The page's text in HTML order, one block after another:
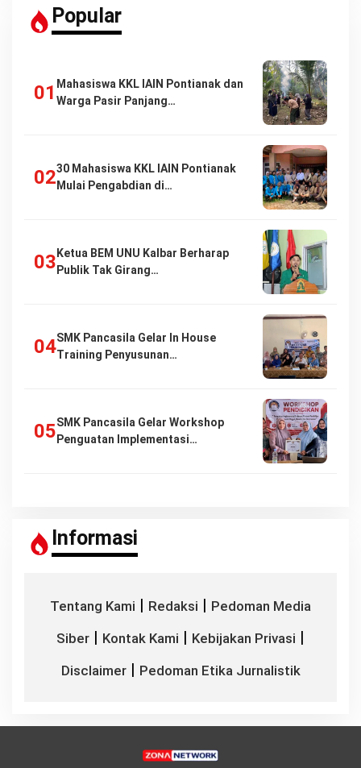
Popular
Mahasiswa KKL IAIN Pontianak dan
Warga Pasir Panjang…
30 Mahasiswa KKL IAIN Pontianak
Mulai Pengabdian di…
Ketua BEM UNU Kalbar Berharap
Publik Tak Girang…
SMK Pancasila Gelar In House
Training Penyusunan…
SMK Pancasila Gelar Workshop
Penguatan Implementasi…
Informasi
Tentang Kami | Redaksi | Pedoman Media
Siber | Kontak Kami | Kebijakan Privasi |
Disclaimer| Pedoman Etika Jurnalistik